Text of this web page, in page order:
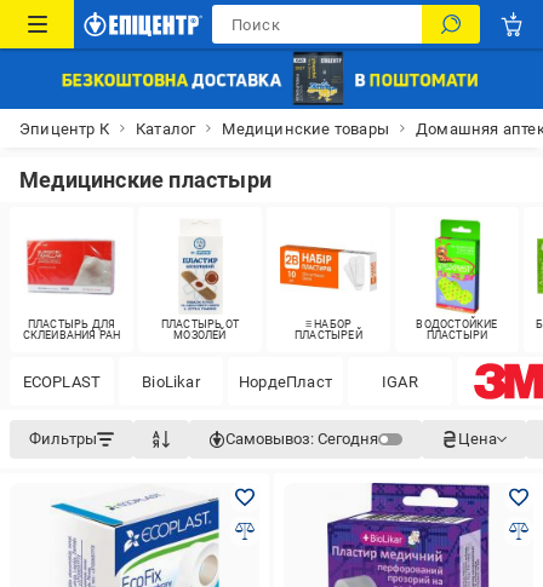
Эпицентр К Каталог Медицинские товары Домашняя
Медицинские пластыри
ПЛАСТЫРЬ ДЛЯ
СКЛЕИВАНИЯ РАН
ПЛАСТЫРЬ ОТ
МОЗОЛЕЙ
≡ НАБОР
ПЛАСТЫРЕЙ
ВОДОСТОЙКИЕ
ПЛАСТЫРИ
ECOPLAST BioLikar НордеПласт IGAR
Фильтры Самовывоз: Сегодня Цена